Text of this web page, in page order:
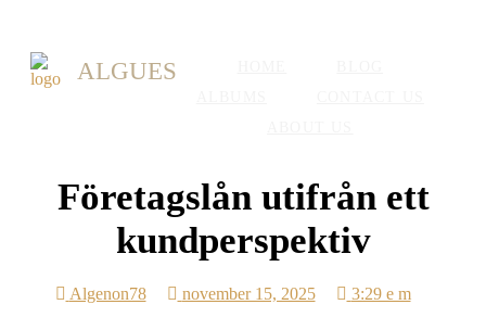
ALGUES
Företagslån utifrån ett
kundperspektiv
Algenon78 november 15, 2025 3:29 e m